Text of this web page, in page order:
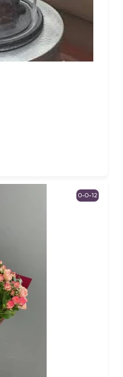
0-0-12